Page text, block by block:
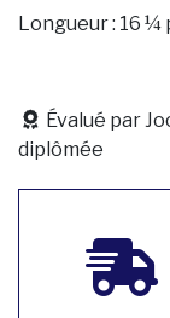
Longueur : 16 ¼
Évalué par
diplômée